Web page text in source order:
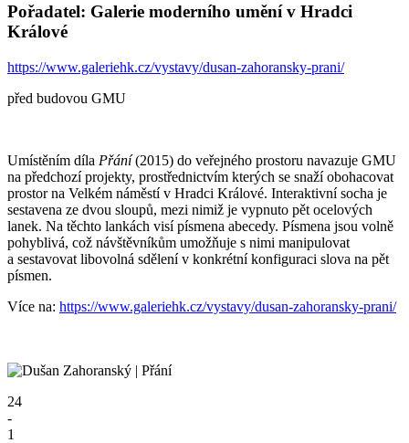
Pořadatel: Galerie moderního umění v Hradci
Králové
https://www.galeriehk.cz/vystavy/dusan-zahoransky-prani/
před budovou GMU
Umístěním díla Přání(2015) do veřejného prostoru navazuje GMU
na předchozí projekty, prostřednictvím kterých se snaží obohacovat
prostor na Velkém náměstí v Hradci Králové. Interaktivní socha je
sestavena ze dvou sloupů, mezi nimiž je vypnuto pět ocelových
lanek. Na těchto lankách visí písmena abecedy. Písmena jsou volně
pohyblivá, což návštěvníkům umožňuje s nimi manipulovat
a sestavovat libovolná sdělení v konkrétní konfiguraci slova na pět
písmen.
Více na: https://www.galeriehk.cz/vystavy/dusan-zahoransky-prani/
24
-
1